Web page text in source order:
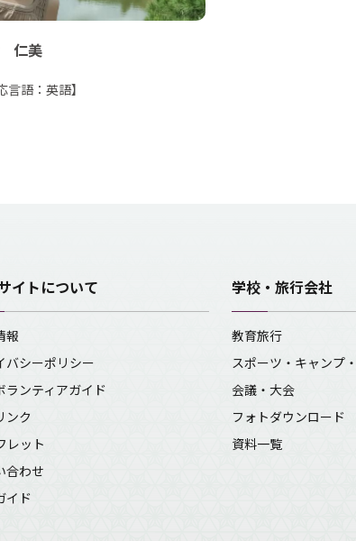
仁美
言語：英語】
イトについて
報
バシーポリシー
ランティアガイド
ンク
レット
合わせ
イド
学校・旅行会社
教育旅行
スポーツ・キャンプ
会議・大会
フォトダウンロード
資料一覧